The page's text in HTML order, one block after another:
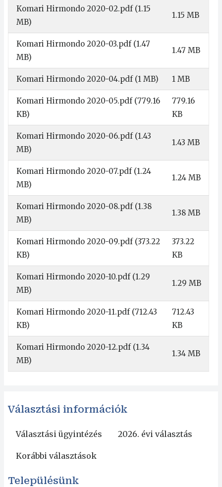
Komari Hirmondo 2020-02.pdf (1.15
MB)
1.15 MB
Komari Hirmondo 2020-03.pdf (1.47
MB)
1.47 MB
Komari Hirmondo 2020-04.pdf (1 MB) 1 MB
Komari Hirmondo 2020-05.pdf (779.16
KB)
779.16
KB
Komari Hirmondo 2020-06.pdf (1.43
MB)
1.43 MB
Komari Hirmondo 2020-07.pdf (1.24
MB)
1.24 MB
Komari Hirmondo 2020-08.pdf (1.38
MB)
1.38 MB
Komari Hirmondo 2020-09.pdf (373.22
KB)
373.22
KB
Komari Hirmondo 2020-10.pdf (1.29
MB)
1.29 MB
Komari Hirmondo 2020-11.pdf (712.43
KB)
712.43
KB
Komari Hirmondo 2020-12.pdf (1.34
MB)
1.34 MB
Választási információk
Választási ügyintézés 2026. évi választás
Korábbi választások
Településünk